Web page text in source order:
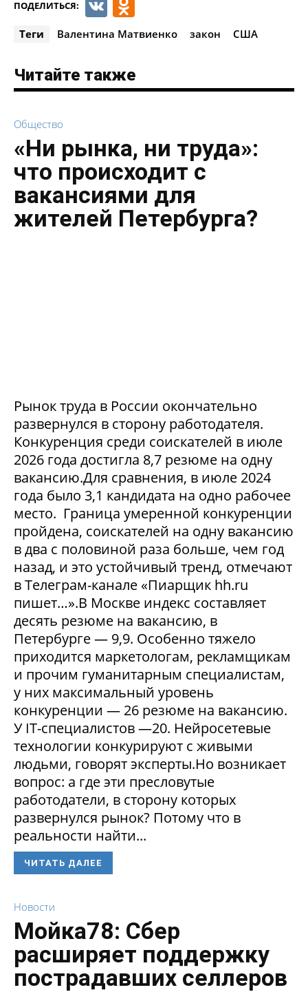
ПОДЕЛИТЬСЯ:
Теги Валентина Матвиенко закон США
Читайте также
Общество
«Ни рынка, ни труда»:
что происходит с
вакансиями для
жителей Петербурга?
Рынок труда в России окончательно
развернулся в сторону работодателя.
Конкуренция среди соискателей в июле
2026 года достигла 8,7 резюме на одну
вакансию.Для сравнения, в июле 2024
года было 3,1 кандидата на одно рабочее
место. Граница умеренной конкуренции
пройдена, соискателей на одну вакансию
в два с половиной раза больше, чем год
назад, и это устойчивый тренд, отмечают
в Телеграм-канале «Пиарщик hh.ru
пишет…».В Москве индекс составляет
десять резюме на вакансию, в
Петербурге — 9,9. Особенно тяжело
приходится маркетологам, рекламщикам
и прочим гуманитарным специалистам,
у них максимальный уровень
конкуренции — 26 резюме на вакансию.
У IT-специалистов —20. Нейросетевые
технологии конкурируют с живыми
людьми, говорят эксперты.Но возникает
вопрос: а где эти пресловутые
работодатели, в сторону которых
развернулся рынок? Потому что в
реальности найти...
ЧИТАТЬ ДАЛЕЕ
Новости
Мойка78: Сбер
расширяет поддержку
пострадавших селлеров